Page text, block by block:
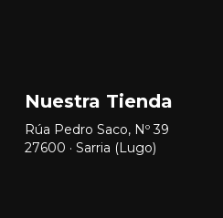
Nuestra Tienda
Rúa Pedro Saco, Nº 39
27600 · Sarria (Lugo)